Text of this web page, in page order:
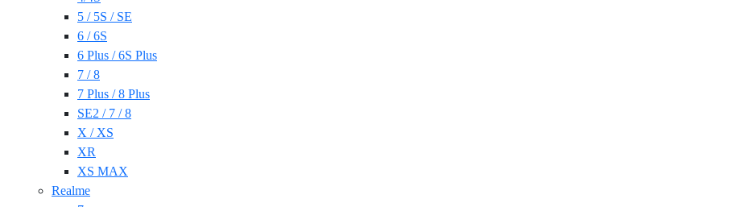
5 / 5S / SE
6 / 6S
6 Plus / 6S Plus
7 / 8
7 Plus / 8 Plus
SE2 / 7 / 8
X / XS
XR
XS MAX
Realme